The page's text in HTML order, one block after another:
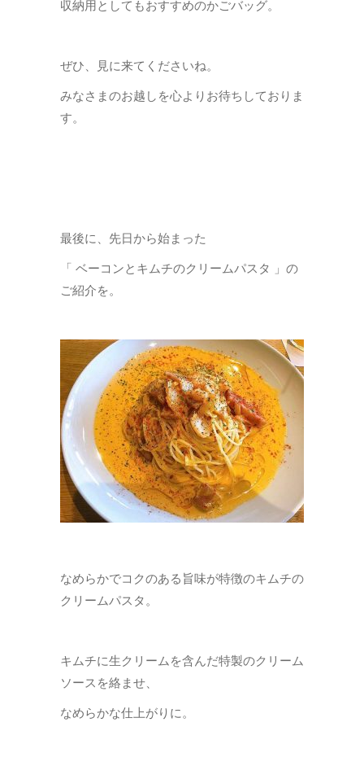
収納用としてもおすすめのかごバッグ。
ぜひ、見に来てくださいね。
みなさまのお越しを心よりお待ちしておりま
す。
最後に、先日から始まった
「 ベーコンとキムチのクリームパスタ 」の
ご紹介を。
なめらかでコクのある旨味が特徴のキムチの
クリームパスタ。
キムチに生クリームを含んだ特製のクリーム
ソースを絡ませ、
なめらかな仕上がりに。